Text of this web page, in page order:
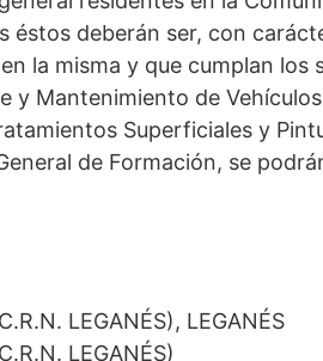
deberán ser, con
la misma y que cumplan los
Mantenimiento de
Superficiales y
de Formación, se
LEGANÉS), LEGANÉS
LEGANÉS)